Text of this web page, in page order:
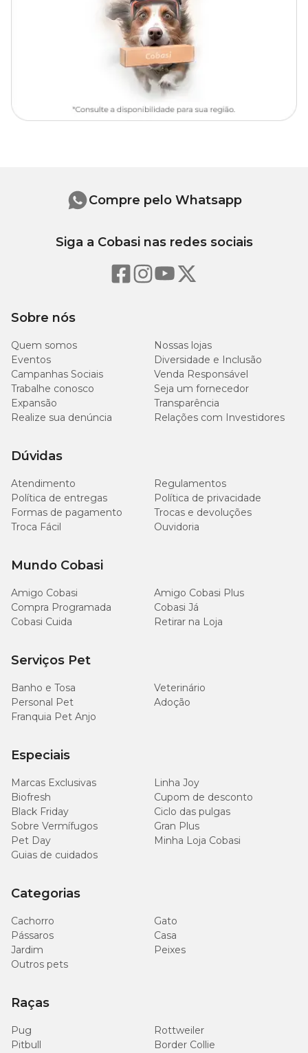
Sobre nós
Quem somos
Nossas lojas
Eventos
Diversidade e Inclusão
Campanhas Sociais
Venda Responsável
Trabalhe conosco
Seja um fornecedor
Expansão
Transparência
Realize sua denúncia
Relações com Investidores
Dúvidas
Atendimento
Regulamentos
Política de entregas
Política de privacidade
Formas de pagamento
Trocas e devoluções
Troca Fácil
Ouvidoria
Mundo Cobasi
Amigo Cobasi
Amigo Cobasi Plus
Compra Programada
Cobasi Já
Cobasi Cuida
Retirar na Loja
Serviços Pet
Banho e Tosa
Veterinário
Personal Pet
Adoção
Franquia Pet Anjo
Especiais
Marcas Exclusivas
Linha Joy
Biofresh
Cupom de desconto
Black Friday
Ciclo das pulgas
Sobre Vermífugos
Gran Plus
Pet Day
Minha Loja Cobasi
Guias de cuidados
Categorias
Cachorro
Gato
Pássaros
Casa
Jardim
Peixes
Outros pets
Raças
Pug
Rottweiler
Pitbull
Border Collie
Compre pelo Whatsapp
Siga a Cobasi nas redes sociais